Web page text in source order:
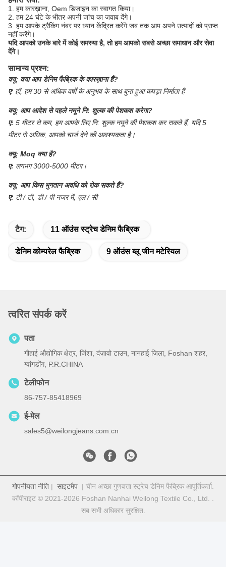
1. हम कारख़ाना, Oem डिजाइन का स्वागत किया।
2. हम 24 घंटे के भीतर अपनी जांच का जवाब देंगे।
3. हम आपके ट्रैकिंग नंबर पर ध्यान केंद्रित करेंगे जब तक आप अपने उत्पादों को प्राप्त
नहीं करेंगे।
यदि आपको उनके बारे में कोई समस्या है, तो हम आपको सबसे अच्छा समाधान और सेवा
देंगे।
सामान्य प्रश्न:
क्यू: क्या आप डेनिम फैब्रिक के कारख़ाना हैं?
ए: हाँ, हम 30 से अधिक वर्षों के अनुभव के साथ बुना हुआ कपड़ा निर्माता हैं
क्यू: आप आदेश से पहले नमूने नि: शुल्क की पेशकश करेगा?
ए: 5 मीटर से कम, हम आपके लिए नि: शुल्क नमूने की पेशकश कर सकते हैं, यदि 5
मीटर से अधिक, आपको चार्ज देने की आवश्यकता है।
क्यू: Moq क्या है?
ए: लगभग 3000-5000 मीटर।
क्यू: आप किस भुगतान अवधि को रोक सकते हैं?
ए: टी / टी, डी / पी नजर में, एल / सी
टैग: 11 ऑउंस स्ट्रेच डेनिम फैब्रिक
डेनिम कोम्परेल फैब्रिक 9 ऑउंस ब्लू जीन मटेरियल
त्वरित संपर्क करें
पता
गौहाई औद्योगिक क्षेत्र, जिंशा, दंज़ावो टाउन, नानहाई जिला, Foshan शहर,
ग्वांगडोंग, P.R.CHINA
टेलीफोन
86-757-85418969
ई-मेल
sales5@weilongjeans.com.cn
गोपनीयता नीति | साइटमैप | चीन अच्छा गुणवत्ता स्ट्रेच डेनिम फैब्रिक आपूर्तिकर्ता.
कॉपीराइट © 2021-2026 Foshan Nanhai Weilong Textile Co., Ltd. .
सब सभी अधिकार सुरक्षित.